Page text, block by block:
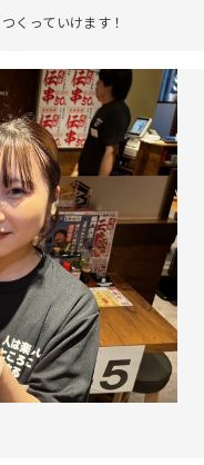
くっていけます！